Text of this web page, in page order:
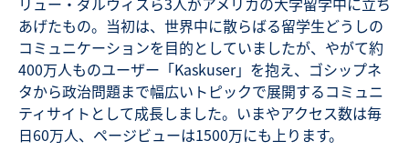
あげたもの。当初は、世界中に散らばる留学生どうしの
コミュニケーションを目的としていましたが、やがて約
400万人ものユーザー「Kaskuser」を抱え、ゴシップネ
タから政治問題まで幅広いトピックで展開するコミュニ
ティサイトとして成長しました。いまやアクセス数は毎
日60万人、ページビューは1500万にも上ります。